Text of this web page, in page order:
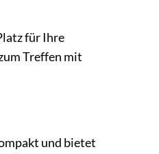
für Ihre
Treffen mit
und bietet